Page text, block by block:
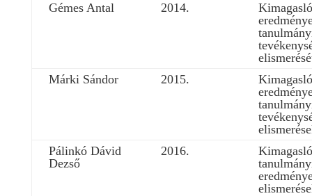
Gémes Antal
2014.
Márki Sándor
2015.
Pálinkó Dávid
Dezső
2016.
Kimagasló